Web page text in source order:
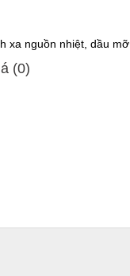
xa nguồn nhiệt, dầu mỡ.
(0)